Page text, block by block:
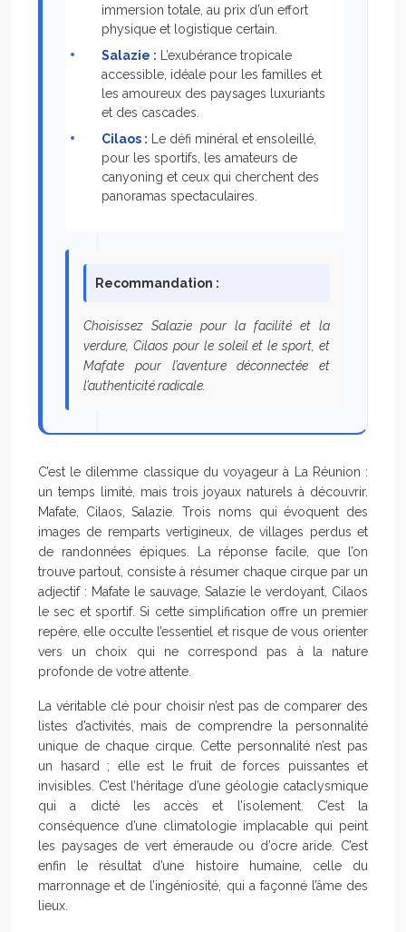
immersion totale, au prix d’un effort
physique et logistique certain.
Salazie : L’exubérance tropicale
accessible, idéale pour les familles et
les amoureux des paysages luxuriants
et des cascades.
Cilaos : Le défi minéral et ensoleillé,
pour les sportifs, les amateurs de
canyoning et ceux qui cherchent des
panoramas spectaculaires.
Recommandation :
Choisissez Salazie pour la facilité et la
verdure, Cilaos pour le soleil et le sport, et
Mafate pour l’aventure déconnectée et
l’authenticité radicale.
C’est le dilemme classique du voyageur à La Réunion :
un temps limité, mais trois joyaux naturels à découvrir.
Mafate, Cilaos, Salazie. Trois noms qui évoquent des
images de remparts vertigineux, de villages perdus et
de randonnées épiques. La réponse facile, que l’on
trouve partout, consiste à résumer chaque cirque par un
adjectif : Mafate le sauvage, Salazie le verdoyant, Cilaos
le sec et sportif. Si cette simplification offre un premier
repère, elle occulte l’essentiel et risque de vous orienter
vers un choix qui ne correspond pas à la nature
profonde de votre attente.
La véritable clé pour choisir n’est pas de comparer des
listes d’activités, mais de comprendre la personnalité
unique de chaque cirque. Cette personnalité n’est pas
un hasard ; elle est le fruit de forces puissantes et
invisibles. C’est l’héritage d’une géologie cataclysmique
qui a dicté les accès et l’isolement. C’est la
conséquence d’une climatologie implacable qui peint
les paysages de vert émeraude ou d’ocre aride. C’est
enfin le résultat d’une histoire humaine, celle du
marronnage et de l’ingéniosité, qui a façonné l’âme des
lieux.